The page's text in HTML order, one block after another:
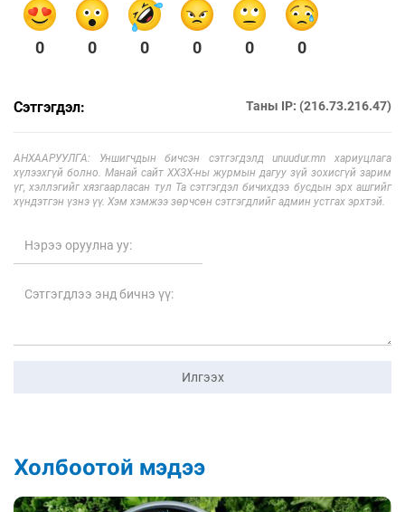
0 0 0 0 0 0
Сэтгэгдэл: Таны IP: (216.73.216.47)
АНХААРУУЛГА: Уншигчдын бичсэн сэтгэгдэлд unuudur.mn хариуцлага
хүлээхгүй болно. Манай сайт ХХЗХ-ны журмын дагуу зүй зохисгүй зарим
үг, хэллэгийг хязгаарласан тул Та сэтгэгдэл бичихдээ бусдын эрх ашгийг
хүндэтгэн үзнэ үү. Хэм хэмжээ зөрчсөн сэтгэгдлийг админ устгах эрхтэй.
Илгээх
Холбоотой мэдээ